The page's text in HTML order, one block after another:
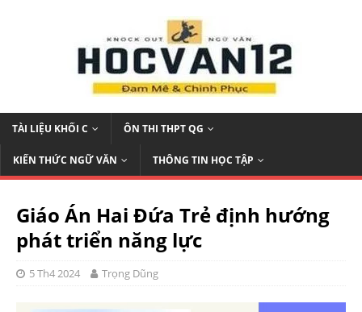
TÀI LIỆU KHỐI C ÔN THI THPT QG
KIẾN THỨC NGỮ VĂN THÔNG TIN HỌC TẬP
Giáo Án Hai Đứa Trẻ định hướng
phát triển năng lực
5 Th4 2024 Trọng Dũng